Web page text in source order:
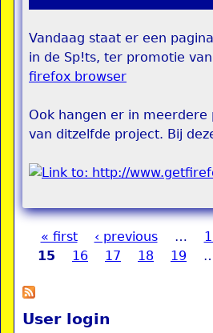
Vandaag staat er een
in de Sp!ts, ter promotie
firefox browser
Ook hangen er in meerdere
van ditzelfde project. Bij
Pages
« first ‹ previous …
15
16 17 18 19
User login